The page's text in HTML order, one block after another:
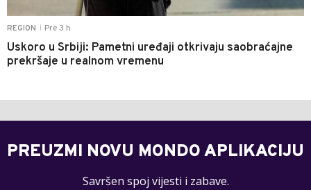
REGION Pre 3 h
Uskoro u Srbiji: Pametni uređaji otkrivaju saobraćajne
prekršaje u realnom vremenu
PREUZMI NOVU MONDO APLIKACIJU
Savršen spoj vijesti i zabave.